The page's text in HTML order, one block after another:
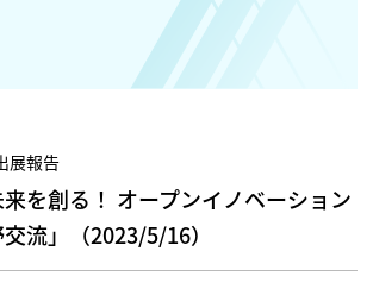
展報告
来を創る！ オープンイノベーション
流」（2023/5/16）